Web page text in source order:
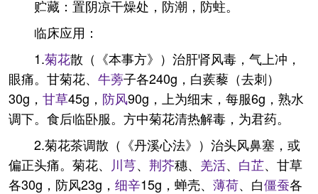
贮藏：置阴凉干燥处，防潮，防蛀。
临床应用：
1.菊花散（《本事方》）治肝肾风毒，气上冲，
眼痛。甘菊花、 牛蒡子各240g，白蒺藜（去刺）
30g， 甘草45g， 防风90g，上为细末，每服6g，熟水
调下。食后临卧服。方中菊花清热解毒，为君药。
2.菊花茶调散（《丹溪心法》）治头风鼻塞，或
偏正头痛。菊花、
川芎、 荆芥穗、 羌活、 白芷、甘草
各30g，防风23g， 细辛15g，蝉壳、 薄荷、白僵蚕各